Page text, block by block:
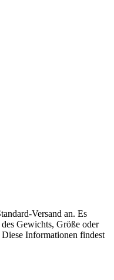
Versand an. Es
Gewichts, Größe oder
Informationen findest